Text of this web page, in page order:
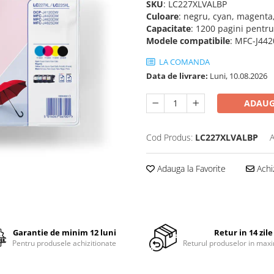
SKU: LC227XLVALBP
Culoare: negru, cyan,
Capacitate: 1200 pagini
Modele compatibile: MFC-
LA COMANDA
Data de livrare: Luni, 10.08.2026
Cod Produs: LC227XLVALBP
Adauga la Favorite
Garantie de minim 12 luni
Pentru produsele achizitionate
Retur in 14 zile
Returul produselor in